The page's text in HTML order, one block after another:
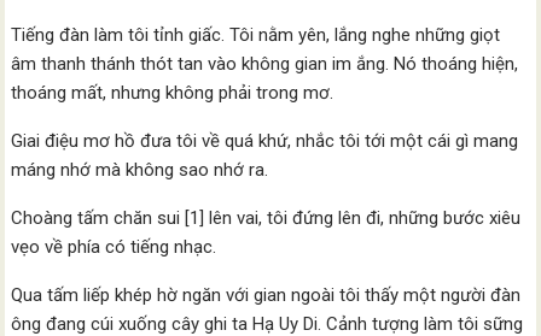
Tiếng đàn làm tôi tỉnh giấc. Tôi nằm yên, lắng nghe những giọt
âm thanh thánh thót tan vào không gian im ắng. Nó thoáng hiện,
thoáng mất, nhưng không phải trong mơ.
Giai điệu mơ hồ đưa tôi về quá khứ, nhắc tôi tới một cái gì mang
máng nhớ mà không sao nhớ ra.
Choàng tấm chăn sui [1] lên vai, tôi đứng lên đi, những bước xiêu
vẹo về phía có tiếng nhạc.
Qua tấm liếp khép hờ ngăn với gian ngoài tôi thấy một người đàn
ông đang cúi xuống cây ghi ta Hạ Uy Di. Cảnh tượng làm tôi sững